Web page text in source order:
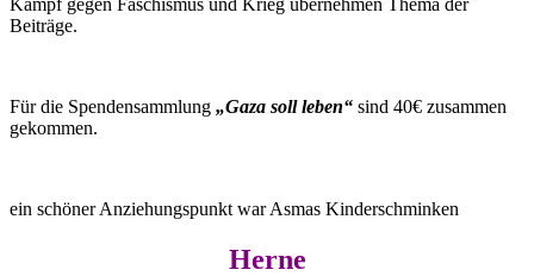
Kampf gegen Faschismus und Krieg übernehmen Thema der
Beiträge.
Für die Spendensammlung „Gaza soll leben“ sind 40€ zusammen
gekommen.
ein schöner Anziehungspunkt war Asmas Kinderschminken
Herne